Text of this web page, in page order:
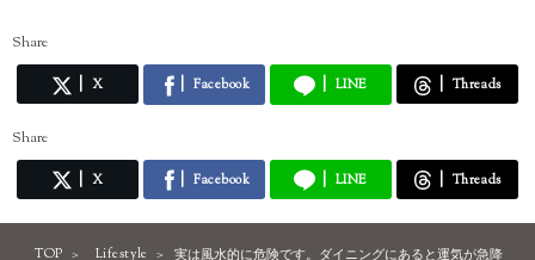
Share
X Facebook LINE Threads
Share
X Facebook LINE Threads
TOP Lifestyle
実は風水的に危険です。ダイニングにあると運気が急降